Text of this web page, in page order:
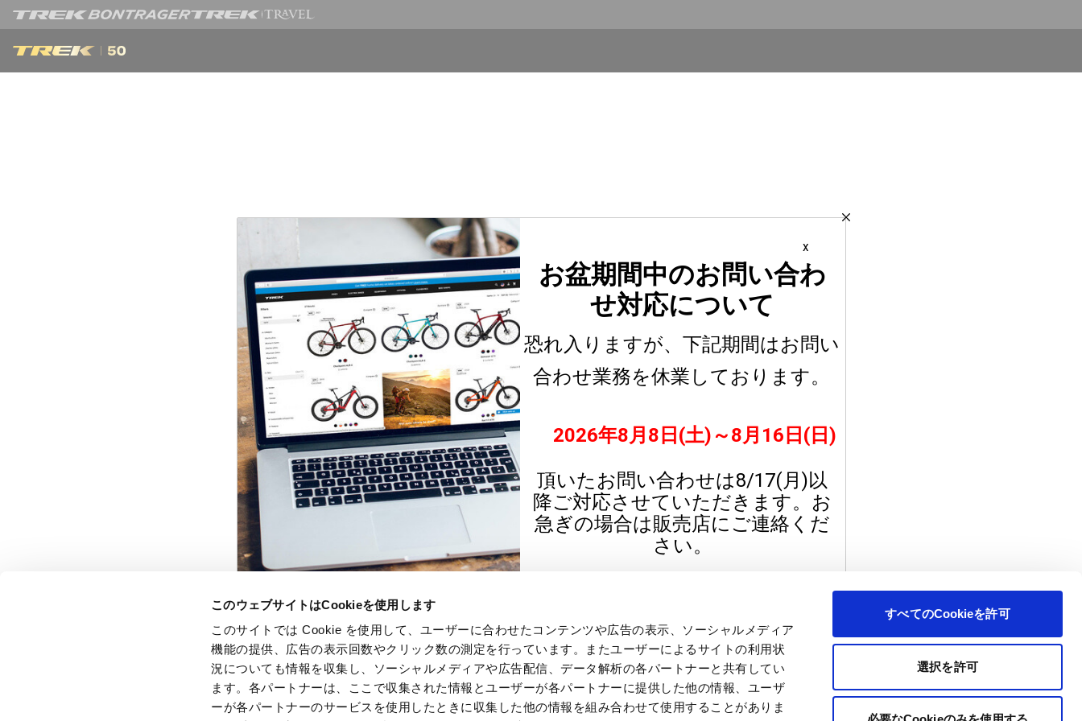
このウェブサイトはCookieを使用します
このサイトでは Cookie を使用して、ユーザーに合わせたコンテンツや広告の表示、ソーシャルメディア
機能の提供、広告の表示回数やクリック数の測定を行っています。またユーザーによるサイトの利用状
況についても情報を収集し、ソーシャルメディアや広告配信、データ解析の各パートナーと共有してい
ます。各パートナーは、ここで収集された情報とユーザーが各パートナーに提供した他の情報、ユーザ
ーが各パートナーのサービスを使用したときに収集した他の情報を組み合わせて使用することがありま
すべてのCookieを許可
選択を許可